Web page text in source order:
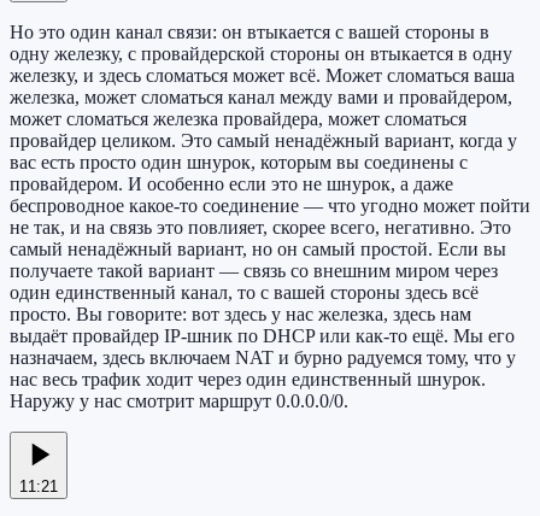
Но это один канал связи: он втыкается с вашей стороны в
одну железку, с провайдерской стороны он втыкается в одну
железку, и здесь сломаться может всё. Может сломаться ваша
железка, может сломаться канал между вами и провайдером,
может сломаться железка провайдера, может сломаться
провайдер целиком. Это самый ненадёжный вариант, когда у
вас есть просто один шнурок, которым вы соединены с
провайдером. И особенно если это не шнурок, а даже
беспроводное какое-то соединение — что угодно может пойти
не так, и на связь это повлияет, скорее всего, негативно. Это
самый ненадёжный вариант, но он самый простой. Если вы
получаете такой вариант — связь со внешним миром через
один единственный канал, то с вашей стороны здесь всё
просто. Вы говорите: вот здесь у нас железка, здесь нам
выдаёт провайдер IP-шник по DHCP или как-то ещё. Мы его
назначаем, здесь включаем NAT и бурно радуемся тому, что у
нас весь трафик ходит через один единственный шнурок.
Наружу у нас смотрит маршрут 0.0.0.0/0.
11:21